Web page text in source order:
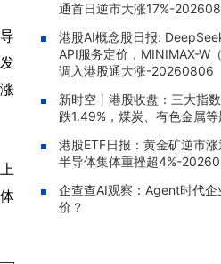
份继续停牌
08-06 19:50 |四川百利天恒
泽康为全球首款获批双特异
阶段候选药物在研
08-06 19:35 |太平洋航运
中报股东应占溢利1.05亿美
5%
08-06 19:33 | TOM集团
中报股东应占亏损1.57亿港元
9.51%
通首日逆市大涨17%-
港股AI概念股日报:
API服务定价，MINIMAX-W
调入港股通大涨-20260806
新时空丨港股收盘：三大指
跌1.49%，煤炭、有色金属
港股ETF日报：黄金矿逆市
半导体集体重挫超4%-
企查查AI观察：Agent时代
价？